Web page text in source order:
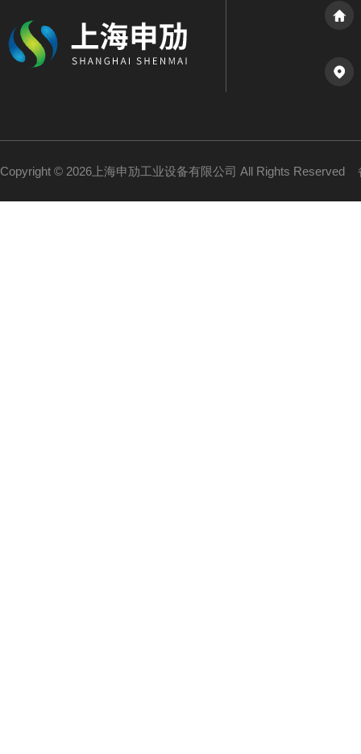
Copyright © 2026上海申劢工业设备有限公司 All Rights Reserved